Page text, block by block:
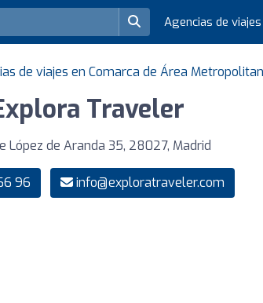
Agencias de viajes
de viajes en Comarca de Área
Traveler
López de Aranda 35, 28027, Madrid
96 info@exploratraveler.com